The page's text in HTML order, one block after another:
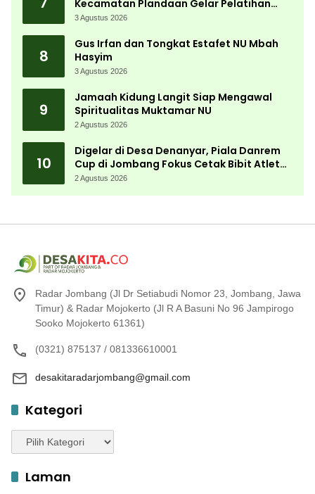
Kecamatan Plandaan Gelar Pelatihan
Aparatur Pemdes
3 Agustus 2026
8
Gus Irfan dan Tongkat Estafet NU Mbah
Hasyim
3 Agustus 2026
9
Jamaah Kidung Langit Siap Mengawal
Spiritualitas Muktamar NU
2 Agustus 2026
10
Digelar di Desa Denanyar, Piala Danrem
Cup di Jombang Fokus Cetak Bibit Atlet
Menembak Berprestasi
2 Agustus 2026
Radar Jombang (Jl Dr Setiabudi Nomor 23, Jombang, Jawa
Timur) & Radar Mojokerto (Jl R A Basuni No 96 Jampirogo
Sooko Mojokerto 61361)
(0321) 875137 / 081336610001
desakitaradarjombang@gmail.com
Kategori
Kategori
Laman